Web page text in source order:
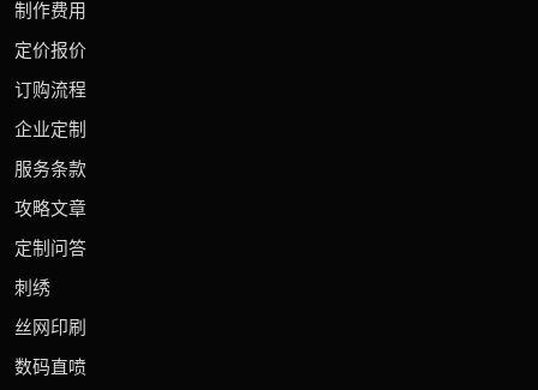
制作费用
定价报价
订购流程
企业定制
服务条款
攻略文章
定制问答
刺绣
丝网印刷
数码直喷